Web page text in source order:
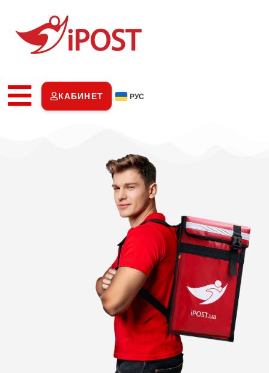
КАБИНЕТ РУС